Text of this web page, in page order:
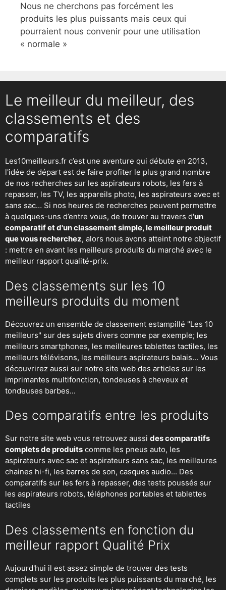
Nous ne cherchons pas forcément les
produits les plus puissants mais ceux qui
pourraient nous convenir pour une utilisation
« normale »
Le meilleur du meilleur, des
classements et des
comparatifs
Les10meilleurs.fr c’est une aventure qui débute en 2013,
l'idée de départ est de faire profiter le plus grand nombre
de nos recherches sur les aspirateurs robots, les fers à
repasser, les TV, les appareils photo, les aspirateurs avec et
sans sac… Si nos heures de recherches peuvent permettre
à quelques-uns d’entre vous, de trouver au travers d'un
comparatif et d'un classement simple, le meilleur produit
que vous recherchez, alors nous avons atteint notre objectif
: mettre en avant les meilleurs produits du marché avec le
meilleur rapport qualité-prix.
Des classements sur les 10
meilleurs produits du moment
Découvrez un ensemble de classement estampillé "Les 10
meilleurs" sur des sujets divers comme par exemple; les
meilleurs smartphones, les meilleures tablettes tactiles, les
meilleurs télévisons, les meilleurs aspirateurs balais... Vous
découvrirez aussi sur notre site web des articles sur les
imprimantes multifonction, tondeuses à cheveux et
tondeuses barbes...
Des comparatifs entre les produits
Sur notre site web vous retrouvez aussi des comparatifs
complets de produits comme les pneus auto, les
aspirateurs avec sac et aspirateurs sans sac, les meilleures
chaines hi-fi, les barres de son, casques audio... Des
comparatifs sur les fers à repasser, des tests poussés sur
les aspirateurs robots, téléphones portables et tablettes
tactiles
Des classements en fonction du
meilleur rapport Qualité Prix
Aujourd'hui il est assez simple de trouver des tests
complets sur les produits les plus puissants du marché, les